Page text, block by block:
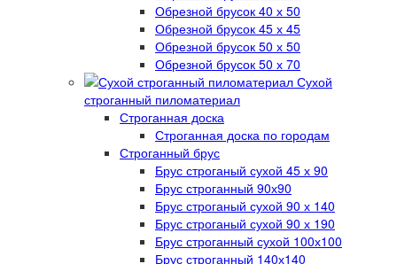
Обрезной брусок 40 х 50
Обрезной брусок 45 х 45
Обрезной брусок 50 х 50
Обрезной брусок 50 х 70
Сухой
строганный пиломатериал
Строганная доска
Строганная доска по городам
Строганный брус
Брус строганый сухой 45 х 90
Брус строганный 90х90
Брус строганый сухой 90 х 140
Брус строганый сухой 90 х 190
Брус строганный сухой 100х100
Брус строганный 140х140